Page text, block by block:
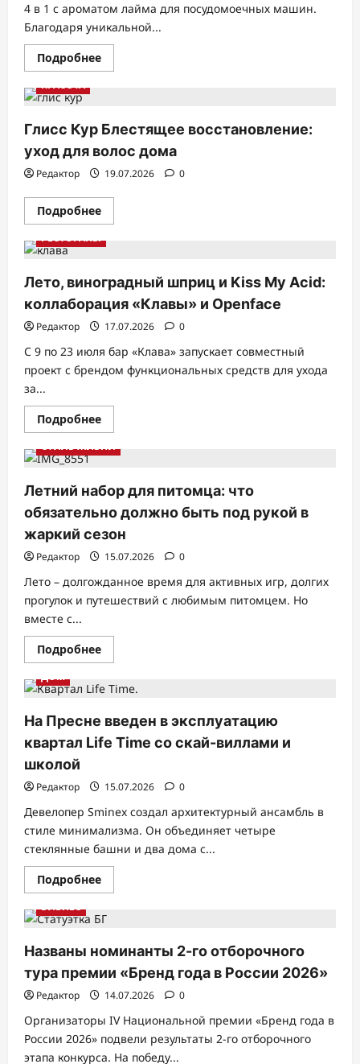
4 в 1 с ароматом лайма для посудомоечных машин.
Благодаря уникальной...
ПодробнееПрочитать
больше
сияние
посуды:
новое
поколение
капсул
Сомат
ароматом
лайма.
КРАСОТА
Глисс Кур Блестящее восстановление:
уход для волос дома
Редактор 19.07.2026 0
ПодробнееПрочитать
больше
Глисс
восстановление:
уход
для
волос
дома
РЕСТОРАНЫ
Лето, виноградный шприц и Kiss My Acid:
коллаборация «Клавы» и Openface
Редактор 17.07.2026 0
С 9 по 23 июля бар «Клава» запускает совместный
проект с брендом функциональных средств для ухода
за...
ПодробнееПрочитать
больше
Лето,
и
Kiss
My
Acid:
коллаборация
«Клавы»
и
Openface
СТИЛЬ ЖИЗНИ
Летний набор для питомца: что
обязательно должно быть под рукой в
жаркий сезон
Редактор 15.07.2026 0
Лето – долгожданное время для активных игр, долгих
прогулок и путешествий с любимым питомцем. Но
вместе с...
ПодробнееПрочитать
больше
Летний
набор
питомца:
что
обязательно
должно
рукой
в
жаркий
сезон
ДОМ
На Пресне введен в эксплуатацию
квартал Life Time со скай-виллами и
школой
Редактор 15.07.2026 0
Девелопер Sminex создал архитектурный ансамбль в
стиле минимализма. Он объединяет четыре
стеклянные башни и два дома с...
ПодробнееПрочитать
больше
На
Пресне
в
эксплуатацию
квартал
Life
Time
со
скай-
виллами
и
школой
БИЗНЕС
Названы номинанты 2-го отборочного
тура премии «Бренд года в России 2026»
Редактор 14.07.2026 0
Организаторы IV Национальной премии «Бренд года в
России 2026» подвели результаты 2-го отборочного
этапа конкурса. На победу...